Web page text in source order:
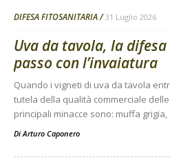
DIFESA FITOSANITARIA 31 Luglio 2026
Uva da tavola, la
passo con l’invaiatura
Quando i vigneti di uva da tavola
tutela della qualità commerciale
principali minacce sono: muffa
DiArturo Caponero